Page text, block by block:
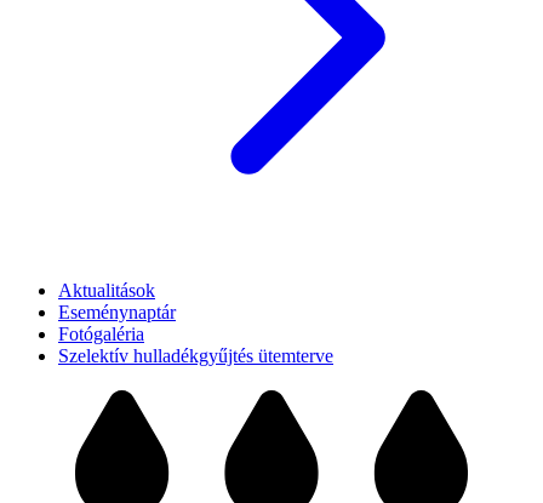
Aktualitások
Eseménynaptár
Fotógaléria
Szelektív hulladékgyűjtés ütemterve